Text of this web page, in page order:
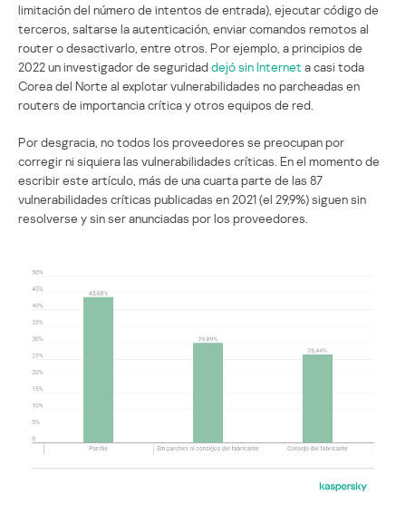
limitación del número de intentos de entrada), ejecutar código de
terceros, saltarse la autenticación, enviar comandos remotos al
router o desactivarlo, entre otros. Por ejemplo, a principios de
2022 un investigador de seguridaddejó sin Internet a casi toda
Corea del Norte al explotar vulnerabilidades no parcheadas en
routers de importancia crítica y otros equipos de red.
Por desgracia, no todos los proveedores se preocupan por
corregir ni siquiera las vulnerabilidades críticas. En el momento de
escribir este artículo, más de una cuarta parte de las 87
vulnerabilidades críticas publicadas en 2021 (el 29,9%) siguen sin
resolverse y sin ser anunciadas por los proveedores.